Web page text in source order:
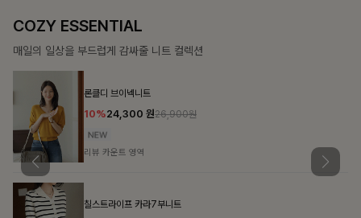
COZY ESSENTIAL
매일의 일상을 부드럽게 감싸줄 니트 컬렉션
론클디 브이넥니트
10%24,300 원26,900원
리뷰 카운트 영역
칠스트라이프 카라7부니트